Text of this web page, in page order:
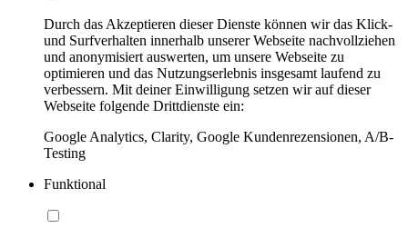
Durch das Akzeptieren dieser Dienste können wir das Klick-
und Surfverhalten innerhalb unserer Webseite nachvollziehen
und anonymisiert auswerten, um unsere Webseite zu
optimieren und das Nutzungserlebnis insgesamt laufend zu
verbessern. Mit deiner Einwilligung setzen wir auf dieser
Webseite folgende Drittdienste ein:
Google Analytics, Clarity, Google Kundenrezensionen, A/B-
Testing
Funktional